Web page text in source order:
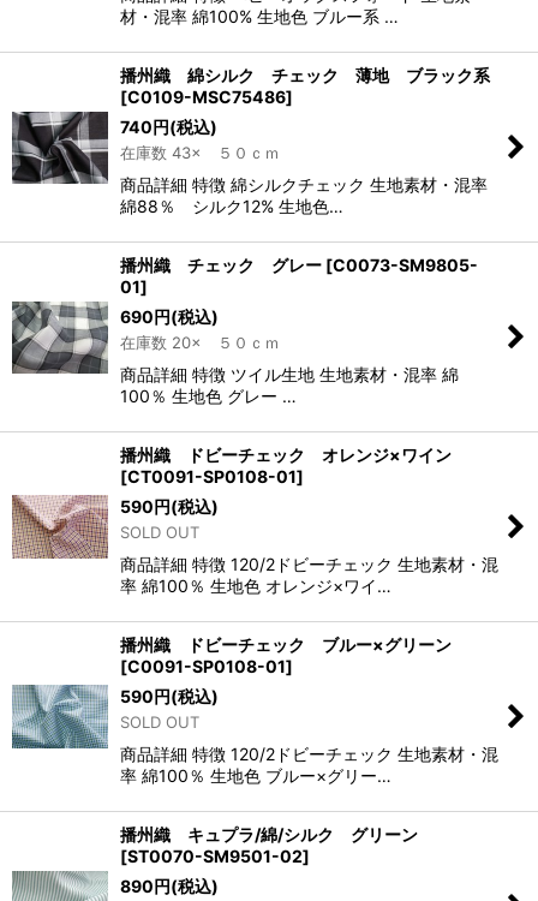
材・混率 綿100% 生地色 ブルー系 …
播州織 綿シルク チェック 薄地 ブラック系
[C0109-MSC75486]
740円(税込)
在庫数 43× ５０ｃｍ
商品詳細 特徴 綿シルクチェック 生地素材・混率
綿88％ シルク12% 生地色…
播州織 チェック グレー [C0073-SM9805-
01]
690円(税込)
在庫数 20× ５０ｃｍ
商品詳細 特徴 ツイル生地 生地素材・混率 綿
100％ 生地色 グレー …
播州織 ドビーチェック オレンジ×ワイン
[CT0091-SP0108-01]
590円(税込)
SOLD OUT
商品詳細 特徴 120/2ドビーチェック 生地素材・混
率 綿100％ 生地色 オレンジ×ワイ…
播州織 ドビーチェック ブルー×グリーン
[C0091-SP0108-01]
590円(税込)
SOLD OUT
商品詳細 特徴 120/2ドビーチェック 生地素材・混
率 綿100％ 生地色 ブルー×グリー…
播州織 キュプラ/綿/シルク グリーン
[ST0070-SM9501-02]
890円(税込)